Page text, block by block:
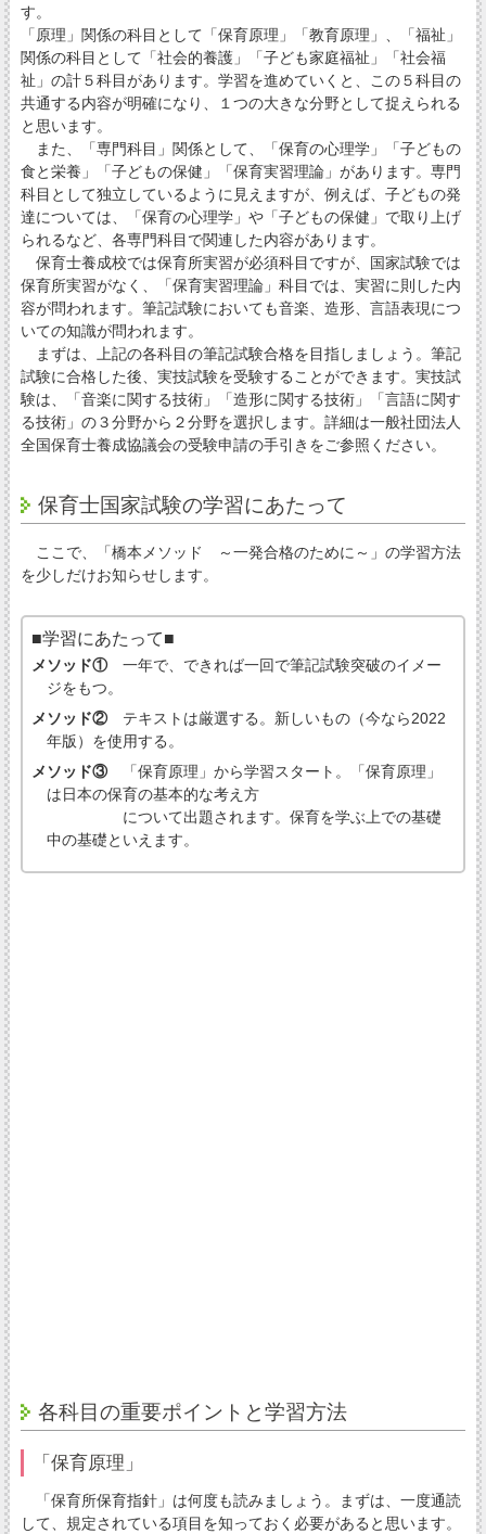
す。
「原理」関係の科目として「保育原理」「教育原理」、「福祉」
関係の科目として「社会的養護」「子ども家庭福祉」「社会福
祉」の計５科目があります。学習を進めていくと、この５科目の
共通する内容が明確になり、１つの大きな分野として捉えられる
と思います。
また、「専門科目」関係として、「保育の心理学」「子どもの
食と栄養」「子どもの保健」「保育実習理論」があります。専門
科目として独立しているように見えますが、例えば、子どもの発
達については、「保育の心理学」や「子どもの保健」で取り上げ
られるなど、各専門科目で関連した内容があります。
保育士養成校では保育所実習が必須科目ですが、国家試験では
保育所実習がなく、「保育実習理論」科目では、実習に則した内
容が問われます。筆記試験においても音楽、造形、言語表現につ
いての知識が問われます。
まずは、上記の各科目の筆記試験合格を目指しましょう。筆記
試験に合格した後、実技試験を受験することができます。実技試
験は、「音楽に関する技術」「造形に関する技術」「言語に関す
る技術」の３分野から２分野を選択します。詳細は一般社団法人
全国保育士養成協議会の受験申請の手引きをご参照ください。
保育士国家試験の学習にあたって
ここで、「橋本メソッド ～一発合格のために～」の学習方法
を少しだけお知らせします。
■学習にあたって■
メソッド①一年で、できれば一回で筆記試験突破のイメー
ジをもつ。
メソッド②テキストは厳選する。新しいもの（今なら2022
年版）を使用する。
メソッド③「保育原理」から学習スタート。「保育原理」
は日本の保育の基本的な考え方
について出題されます。保育を学ぶ上での基礎
中の基礎といえます。
各科目の重要ポイントと学習方法
「保育原理」
「保育所保育指針」は何度も読みましょう。まずは、一度通読
して、規定されている項目を知っておく必要があると思います。